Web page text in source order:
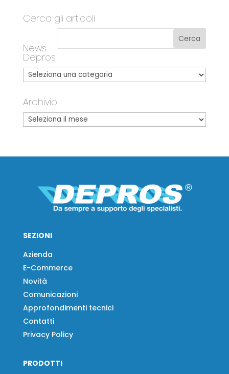
Cerca gli articoli
News
Depros
Archivio
SEZIONI
Azienda
E-Commerce
Novità
Comunicazioni
Approfondimenti tecnici
Contatti
Privacy Policy
PRODOTTI